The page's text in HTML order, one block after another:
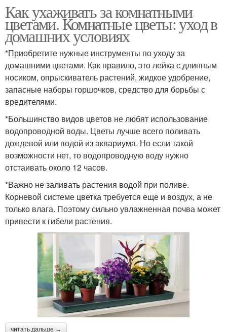
Как ухаживать за комнатными
цветами. Комнатные цветы: уход в
домашних условиях
*Приобретите нужные инструменты по уходу за
домашними цветами. Как правило, это лейка с длинным
носиком, опрыскиватель растений, жидкое удобрение,
запасные наборы горшочков, средство для борьбы с
вредителями.
*Большинство видов цветов не любят использование
водопроводной воды. Цветы лучше всего поливать
дождевой или водой из аквариума. Но если такой
возможности нет, то водопроводную воду нужно
отстаивать около 12 часов.
*Важно не заливать растения водой при поливе.
Корневой системе цветка требуется еще и воздух, а не
только влага. Поэтому сильно увлажненная почва может
привести к гибели растения.
читать дальше →